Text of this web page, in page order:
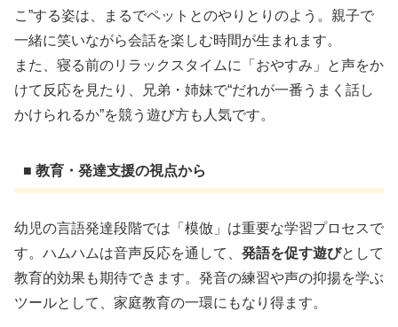
こ”する姿は、まるでペットとのやりとりのよう。親子で
一緒に笑いながら会話を楽しむ時間が生まれます。
また、寝る前のリラックスタイムに「おやすみ」と声をか
けて反応を見たり、兄弟・姉妹で“だれが一番うまく話し
かけられるか”を競う遊び方も人気です。
■ 教育・発達支援の視点から
幼児の言語発達段階では「模倣」は重要な学習プロセスで
す。ハムハムは音声反応を通して、 発語を促す遊びとして
教育的効果も期待できます。発音の練習や声の抑揚を学ぶ
ツールとして、家庭教育の一環にもなり得ます。